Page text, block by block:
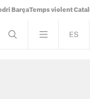
BarçaTemps violent